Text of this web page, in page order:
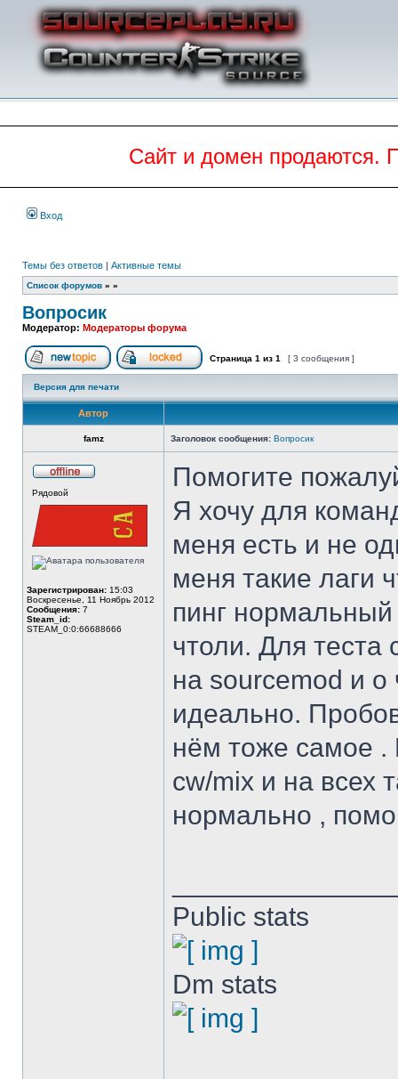
Сайт и домен продаются.
Вход
Темы без ответов | Активные темы
Список форумов » »
Вопросик
Модератор: Модераторы форума
Начать новую тему Эта тема закрыта, вы не можете
Страница 1 из 1 [ 3 сообщения ]
Версия для печати
Автор
famz Заголовок сообщения: Вопросик
сети
Рядовой
Зарегистрирован: 15:03
Воскресенье, 11 Ноябрь 2012
Сообщения: 7
Steam_id:
STEAM_0:0:66688666
Помогите
Я хочу для
меня есть и не
меня такие лаги
пинг
чтоли. Для теста
на sourcemod и о
идеально.
нём тоже самое .
cw/mix и на всех
нормально ,
Public stats
Dm stats